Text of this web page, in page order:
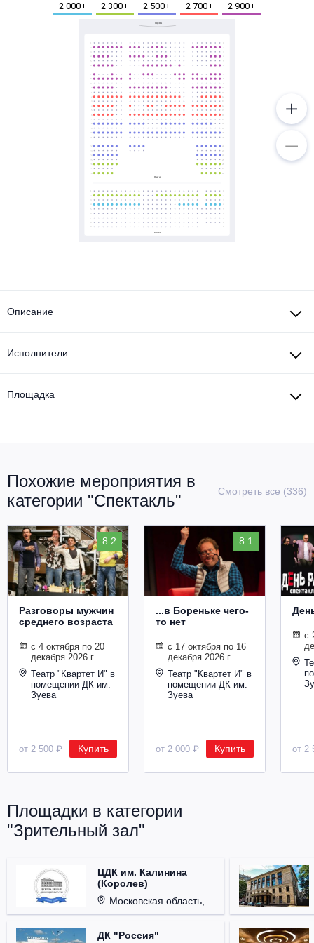
Металл
Описание
Исполнители
Площадка
Похожие мероприятия в
категории "Спектакль"
Смотреть все (336)
8.2
Разговоры мужчин
среднего возраста
с 4 октября по 20
декабря 2026 г.
Театр "Квартет И" в
помещении ДК им.
Зуева
от 2 500 ₽ Купить
8.1
...в Бореньке чего-
то нет
с 17 октября по 16
декабря 2026 г.
Театр "Квартет И" в
помещении ДК им.
Зуева
от 2 000 ₽ Купить
с
от 2
Площадки в категории
"Зрительный зал"
ЦДК им. Калинина
(Королев)
Московская область, г. Королёв, ул. Терешковой, д. 1.
ДК "Россия"